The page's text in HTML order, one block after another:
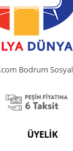
Bodrum
ÜYELİK